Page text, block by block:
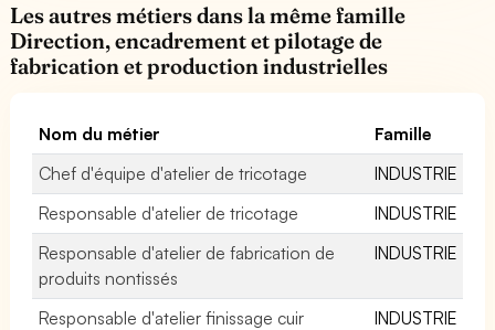
Les autres métiers dans la même famille
Direction, encadrement et pilotage de
fabrication et production industrielles
Nom du métier
Famille
Chef d'équipe d'atelier de tricotage
INDUSTRIE
Responsable d'atelier de tricotage
INDUSTRIE
Responsable d'atelier de fabrication de
produits nontissés
INDUSTRIE
Responsable d'atelier finissage cuir
INDUSTRIE